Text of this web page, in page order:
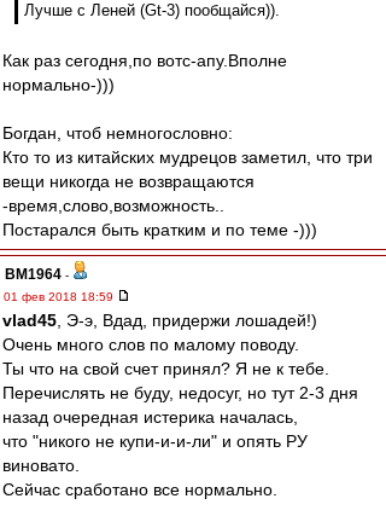
Лучше с Леней (Gt-3) пообщайся)).
Как раз сегодня,по вотс-апу.Вполне
нормально-)))
Богдан, чтоб немногословно:
Кто то из китайских мудрецов заметил, что три
вещи никогда не возвращаются
-время,слово,возможность..
Постарался быть кратким и по теме -)))
BM1964 -
01 фев 2018 18:59
vlad45 , Э-э, Вдад, придержи лошадей!)
Очень много слов по малому поводу.
Ты что на свой счет принял? Я не к тебе.
Перечислять не буду, недосуг, но тут 2-3 дня
назад очередная истерика началась,
что "никого не купи-и-и-ли" и опять РУ
виновато.
Сейчас сработано все нормально.